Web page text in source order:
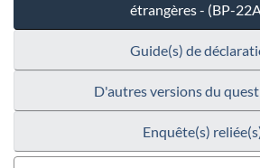
étrangères - (BP-
Guide(s) de
D'autres versions du
Enquête(s)